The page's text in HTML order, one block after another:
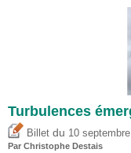
Turbulences
Billet du 10
Par Christophe Destais